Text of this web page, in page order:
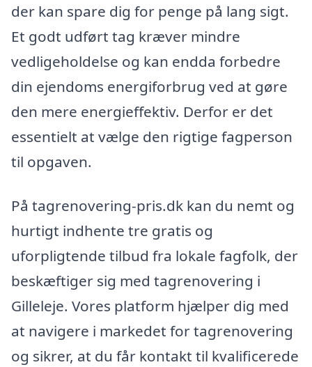
der kan spare dig for penge på lang sigt.
Et godt udført tag kræver mindre
vedligeholdelse og kan endda forbedre
din ejendoms energiforbrug ved at gøre
den mere energieffektiv. Derfor er det
essentielt at vælge den rigtige fagperson
til opgaven.
På tagrenovering-pris.dk kan du nemt og
hurtigt indhente tre gratis og
uforpligtende tilbud fra lokale fagfolk, der
beskæftiger sig med tagrenovering i
Gilleleje. Vores platform hjælper dig med
at navigere i markedet for tagrenovering
og sikrer, at du får kontakt til kvalificerede